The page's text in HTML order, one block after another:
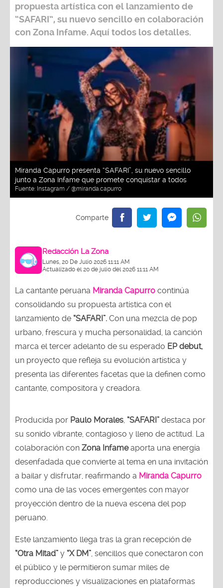
propuesta artística con el lanzamiento de
“SAFARI”, su nuevo sencillo en colaboración
con Zona Infame. Aquí todos los detalles.
Miranda Capurro presenta “SAFARI”, su nuevo sencillo
junto a Zona Infame que promete conquistar a todos
Fuente: Instagram / @miranda.capurro
Redacción La Zona
Lunes, 20 De Julio 2026 11:11 AM
Actualizado el 20 de julio del 2026 11:11 AM
La cantante peruana Miranda Capurro continúa
consolidando su propuesta artística con el
lanzamiento de “SAFARI”. Con una mezcla de pop
urbano, frescura y mucha personalidad, la canción
marca el tercer adelanto de su esperado EP debut,
un proyecto que refleja su evolución artística y
presenta las diferentes facetas que la definen como
cantante, compositora y creadora.
Producida por Paulo Morales, “SAFARI” destaca por
su sonido vibrante, contagioso y lleno de actitud. La
colaboración con Zona Infameaporta una energía
desenfadada que convierte al tema en una invitación
a bailar y disfrutar, reafirmando a Miranda Capurro
como una de las voces emergentes con mayor
proyección dentro de la nueva escena del pop
peruano.
Este lanzamiento llega tras la gran recepción de
“Otra Mitad” y “X DM”, sencillos que conectaron con
el público y le permitieron sumar miles de
reproducciones y visualizaciones en plataformas